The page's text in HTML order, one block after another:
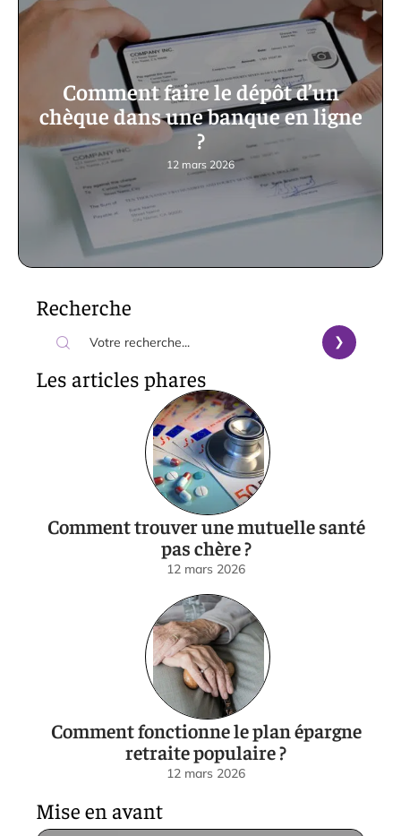
Comment faire le dépôt d’un
chèque dans une banque en ligne
?
12 mars 2026
Recherche
Les articles phares
Comment trouver une mutuelle santé
pas chère ?
12 mars 2026
Comment fonctionne le plan épargne
retraite populaire ?
12 mars 2026
Mise en avant